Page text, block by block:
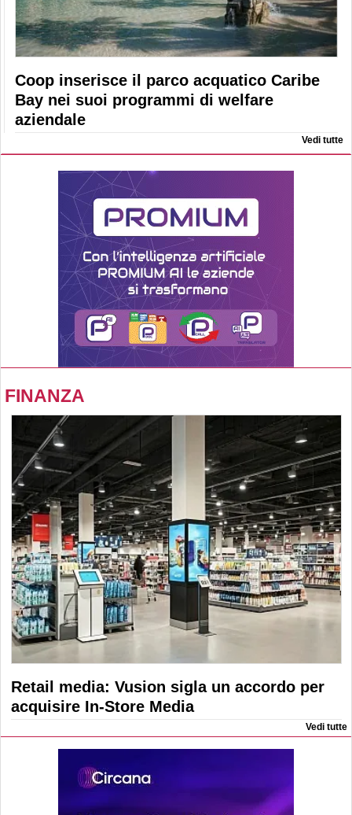
Coop inserisce il parco acquatico Caribe
Bay nei suoi programmi di welfare
aziendale
Vedi tutte
FINANZA
Retail media: Vusion sigla un accordo per
acquisire In-Store Media
Vedi tutte